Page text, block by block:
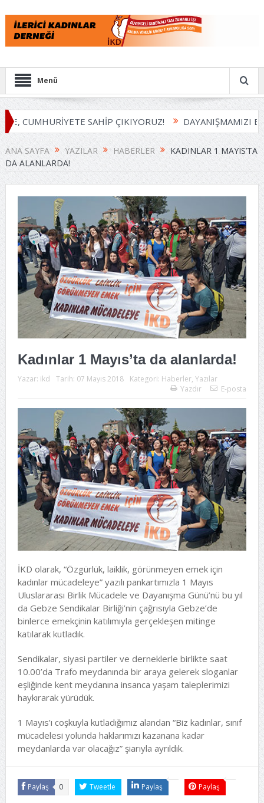
Menü
CUMHURİYETE SAHİP ÇIKIYORUZ! DAYANIŞMAMIZI
ANA SAYFA YAZILAR HABERLER
KADINLAR 1 MAYIS’TA
DA ALANLARDA!
Kadınlar 1 Mayıs’ta da alanlarda!
Yazar: ikd Tarih: 07 Mayıs 2018 Kategori: Haberler, Yazılar
Yazdır
E-posta
İKD olarak, “Özgürlük, laiklik, görünmeyen emek için
kadınlar mücadeleye” yazılı pankartımızla 1 Mayıs
Uluslararası Birlik Mücadele ve Dayanışma Günü’nü bu yıl
da Gebze Sendikalar Birliği’nin çağrısıyla Gebze’de
binlerce emekçinin katılımıyla gerçekleşen mitinge
katılarak kutladık.
Sendikalar, siyasi partiler ve derneklerle birlikte saat
10.00’da Trafo meydanında bir araya gelerek sloganlar
eşliğinde kent meydanına insanca yaşam taleplerimizi
haykırarak yürüdük.
1 Mayıs’ı coşkuyla kutladığımız alandan “Biz kadınlar, sınıf
mücadelesi yolunda haklarımızı kazanana kadar
meydanlarda var olacağız” şiarıyla ayrıldık.
Paylaş 0 Tweetle Paylaş Paylaş